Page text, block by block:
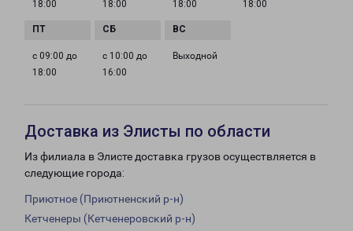
18:00
18:00
18:00
18:00
с 09:00 до
18:00
с 10:00 до
16:00
Выходной
Доставка из Элисты по области
Из филиала в Элисте доставка грузов осуществляется в
следующие города:
Приютное (Приютненский р-н)
Кетченеры (Кетченеровский р-н)